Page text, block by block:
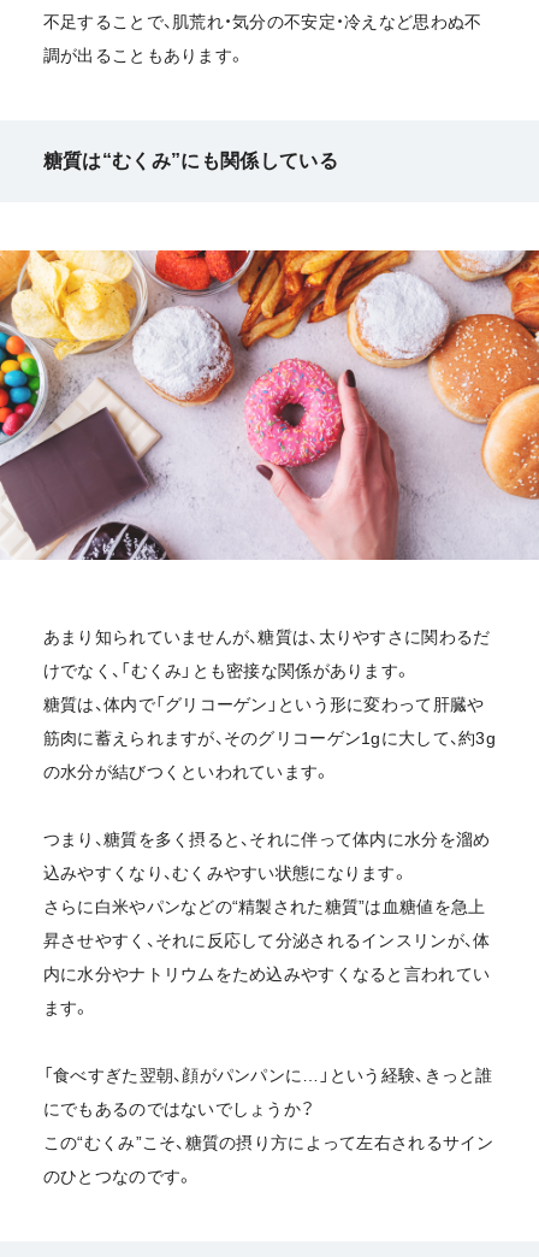
不足することで、肌荒れ・気分の不安定・冷えなど思わぬ不
調が出ることもあります。
糖質は“むくみ”にも関係している
あまり知られていませんが、糖質は、太りやすさに関わるだ
けでなく、「むくみ」とも密接な関係があります。
糖質は、体内で「グリコーゲン」という形に変わって肝臓や
筋肉に蓄えられますが、そのグリコーゲン1gに大して、約3g
の水分が結びつくといわれています。
つまり、糖質を多く摂ると、それに伴って体内に水分を溜め
込みやすくなり、むくみやすい状態になります。
さらに白米やパンなどの“精製された糖質”は血糖値を急上
昇させやすく、それに反応して分泌されるインスリンが、体
内に水分やナトリウムをため込みやすくなると言われてい
ます。
「食べすぎた翌朝、顔がパンパンに…」という経験、きっと誰
にでもあるのではないでしょうか？
この“むくみ”こそ、糖質の摂り方によって左右されるサイン
のひとつなのです。